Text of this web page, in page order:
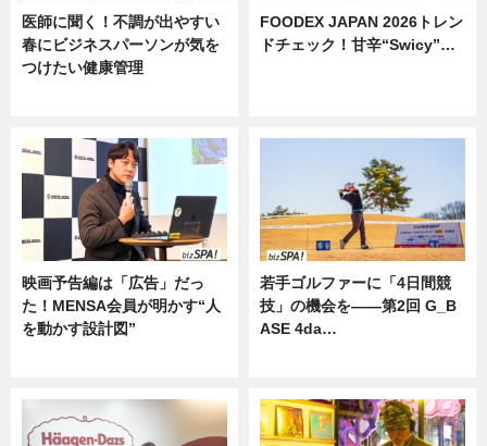
医師に聞く！不調が出やすい
春にビジネスパーソンが気を
つけたい健康管理
FOODEX JAPAN 2026トレン
ドチェック！甘辛“Swicy”…
映画予告編は「広告」だっ
た！MENSA会員が明かす“人
を動かす設計図”
若手ゴルファーに「4日間競
技」の機会を——第2回 G_B
ASE 4da…